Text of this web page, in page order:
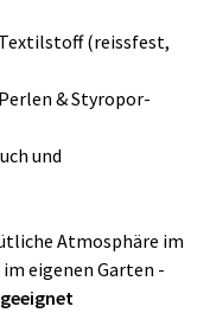
(reiss­fest,
& Styropor-
und
Atmosphäre im
eigenen Garten -